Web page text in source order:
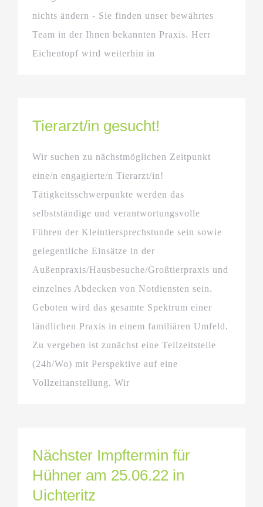
nichts ändern - Sie finden unser bewährtes
Team in der Ihnen bekannten Praxis. Herr
Eichentopf wird weiterhin in
Tierarzt/in gesucht!
Wir suchen zu nächstmöglichen Zeitpunkt
eine/n engagierte/n Tierarzt/in!
Tätigkeitsschwerpunkte werden das
selbstständige und verantwortungsvolle
Führen der Kleintiersprechstunde sein sowie
gelegentliche Einsätze in der
Außenpraxis/Hausbesuche/Großtierpraxis und
einzelnes Abdecken von Notdiensten sein.
Geboten wird das gesamte Spektrum einer
ländlichen Praxis in einem familiären Umfeld.
Zu vergeben ist zunächst eine Teilzeitstelle
(24h/Wo) mit Perspektive auf eine
Vollzeitanstellung. Wir
Nächster Impftermin für
Hühner am 25.06.22 in
Uichteritz